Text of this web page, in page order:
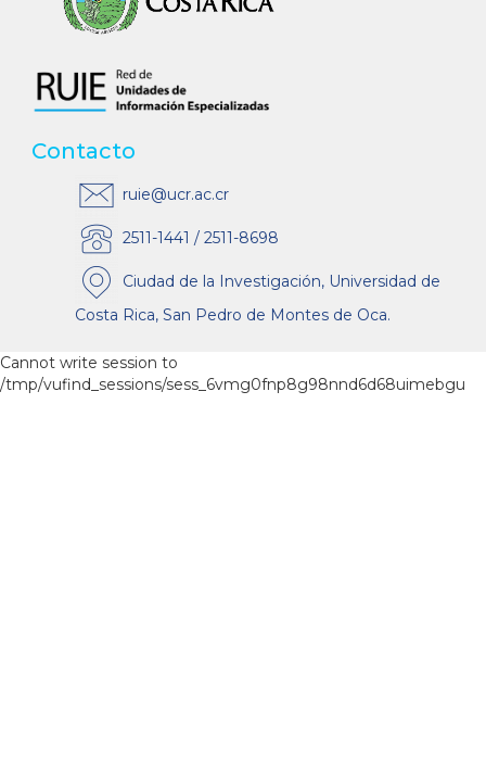
Contacto
ruie@ucr.ac.cr
2511-1441 / 2511-8698
Ciudad de la Investigación, Universidad de
Costa Rica, San Pedro de Montes de Oca.
Cannot write session to
/tmp/vufind_sessions/sess_6vmg0fnp8g98nnd6d68uimebgu